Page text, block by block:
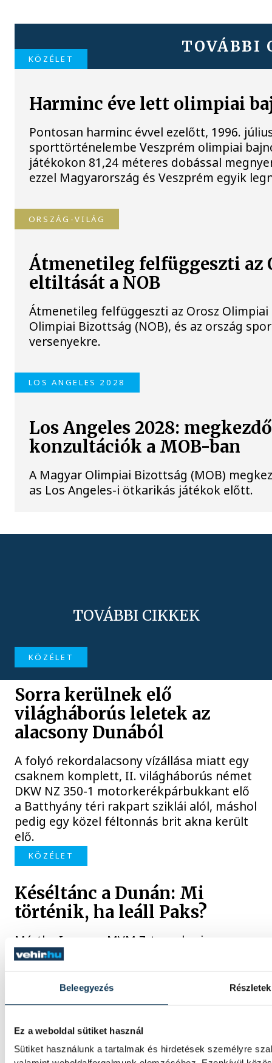
Beleegyezés Részletek
Ez a weboldal sütiket használ
Sütiket használunk a tartalmak és hirdetések személyre
TOVÁBBI
KÖZÉLET
Harminc éve lett olimpiai
Pontosan harminc évvel ezelőtt, 1996.
sporttörténelembe Veszprém olimpiai
játékokon 81,24 méteres dobással
ezzel Magyarország és Veszprém egyik
ORSZÁG-VILÁG
Átmenetileg felfüggeszti az
eltiltását a NOB
Átmenetileg felfüggeszti az Orosz
Olimpiai Bizottság (NOB), és az ország
versenyekre.
LOS ANGELES 2028
Los Angeles 2028:
konzultációk a MOB-ban
A Magyar Olimpiai Bizottság (MOB)
as Los Angeles-i ötkarikás játékok előtt.
TOVÁBBI CIKKEK
KÖZÉLET
Sorra kerülnek elő
világháborús leletek az
alacsony Dunából
A folyó rekordalacsony vízállása miatt egy
csaknem komplett, II. világháborús német
DKW NZ 350-1 motorkerékpárbukkant elő
a Batthyány téri rakpart sziklái alól, máshol
pedig egy közel féltonnás brit akna került
elő.
KÖZÉLET
Késéltánc a Dunán: Mi
történik, ha leáll Paks?
Mártha Imre, az MVM Zrt. egykori
vezérigazgatója ATV-n Rónai Egonnak
adott interjújában vázolta fel a Paksi
Atomerőmű előtt álló példátlan
technológiai kihívásokat. A szakember, aki
energetikai fejlesztésekért és a paksi
blokkok működéséért, arra figyelmeztet: